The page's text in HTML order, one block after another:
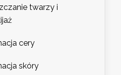
twarzy i
cery
skóry